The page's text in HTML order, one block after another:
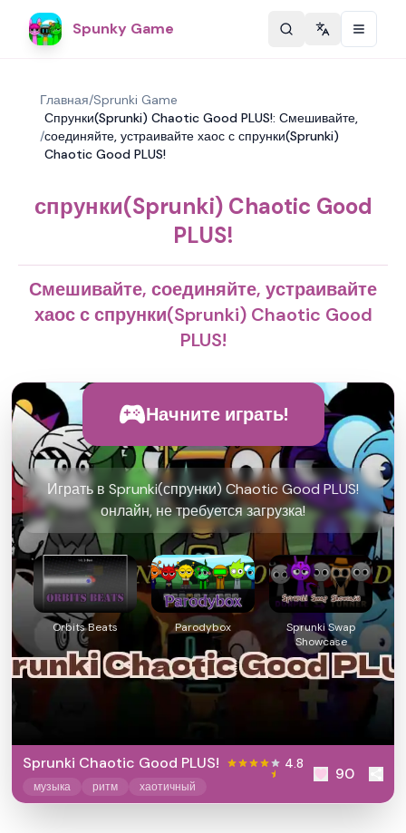
Spunky Game Change
Главная/Sprunki Game
/
Спрунки(Sprunki) Chaotic Good PLUS!: Смешивайте,
соединяйте, устраивайте хаос с спрунки(Sprunki)
Chaotic Good PLUS!
спрунки(Sprunki) Chaotic Good
PLUS!
Смешивайте, соединяйте, устраивайте
хаос с спрунки(Sprunki) Chaotic Good
PLUS!
Начните играть!
Играть в Sprunki(спрунки) Chaotic Good PLUS!
онлайн, не требуется загрузка!
Orbits Beats Parodybox
Sprunki Swap
Showcase
Sprunki Chaotic Good PLUS! 4.8
музыка ритм хаотичный
90